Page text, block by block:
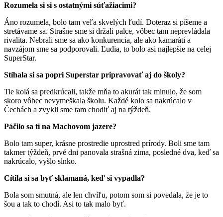
Rozumela si si s ostatnými súťažiacimi?
Áno rozumela, bolo tam veľa skvelých ľudí. Doteraz si píšeme a
stretávame sa. Strašne sme si držali palce, vôbec tam neprevládala
rivalita. Nebrali sme sa ako konkurencia, ale ako kamaráti a
navzájom sme sa podporovali. Ľudia, to bolo asi najlepšie na celej
SuperStar.
Stíhala si sa popri Superstar pripravovať aj do školy?
Tie kolá sa predkrúcali, takže mňa to akurát tak minulo, že som
skoro vôbec nevymeškala školu. Každé kolo sa nakrúcalo v
Čechách a zvykli sme tam chodiť aj na týždeň.
Páčilo sa ti na Machovom jazere?
Bolo tam super, krásne prostredie uprostred prírody. Boli sme tam
takmer týždeň, prvé dni panovala strašná zima, posledné dva, keď sa
nakrúcalo, vyšlo slnko.
Cítila si sa byť sklamaná, keď si vypadla?
Bola som smutná, ale len chvíľu, potom som si povedala, že je to
šou a tak to chodí. Asi to tak malo byť.